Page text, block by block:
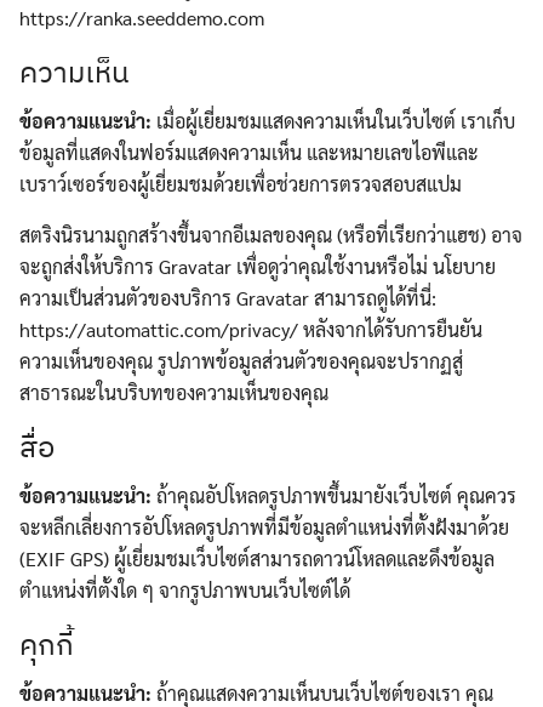
https://ranka.seeddemo.com
ความเห็น
ข้อความแนะนำ: เมื่อผู้เยี่ยมชมแสดงความเห็นในเว็บไซต์ เราเก็บ
ข้อมูลที่แสดงในฟอร์มแสดงความเห็น และหมายเลขไอพีและ
เบราว์เซอร์ของผู้เยี่ยมชมด้วยเพื่อช่วยการตรวจสอบสแปม
สตริงนิรนามถูกสร้างขึ้นจากอีเมลของคุณ (หรือที่เรียกว่าแฮช) อาจ
จะถูกส่งให้บริการ Gravatar เพื่อดูว่าคุณใช้งานหรือไม่ นโยบาย
ความเป็นส่วนตัวของบริการ Gravatar สามารถดูได้ที่นี่:
https://automattic.com/privacy/ หลังจากได้รับการยืนยัน
ความเห็นของคุณ รูปภาพข้อมูลส่วนตัวของคุณจะปรากฏสู่
สาธารณะในบริบทของความเห็นของคุณ
สื่อ
ข้อความแนะนำ: ถ้าคุณอัปโหลดรูปภาพขึ้นมายังเว็บไซต์ คุณควร
จะหลีกเลี่ยงการอัปโหลดรูปภาพที่มีข้อมูลตำแหน่งที่ตั้งฝังมาด้วย
(EXIF GPS) ผู้เยี่ยมชมเว็บไซต์สามารถดาวน์โหลดและดึงข้อมูล
ตำแหน่งที่ตั้งใด ๆ จากรูปภาพบนเว็บไซต์ได้
คุกกี้
ข้อความแนะนำ: ถ้าคุณแสดงความเห็นบนเว็บไซต์ของเรา คุณ